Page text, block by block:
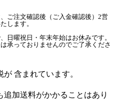
ご注文確認後（ご入金確認後）2営
します。
日曜祝日・年末年始はお休みです。
承っておりませんのでご了承くださ
含まれています。
追加送料がかかることはあり